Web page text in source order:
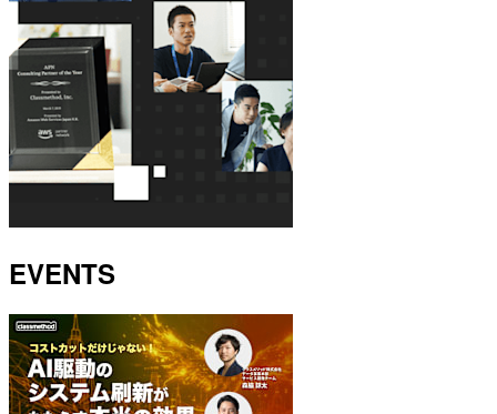
EVENTS